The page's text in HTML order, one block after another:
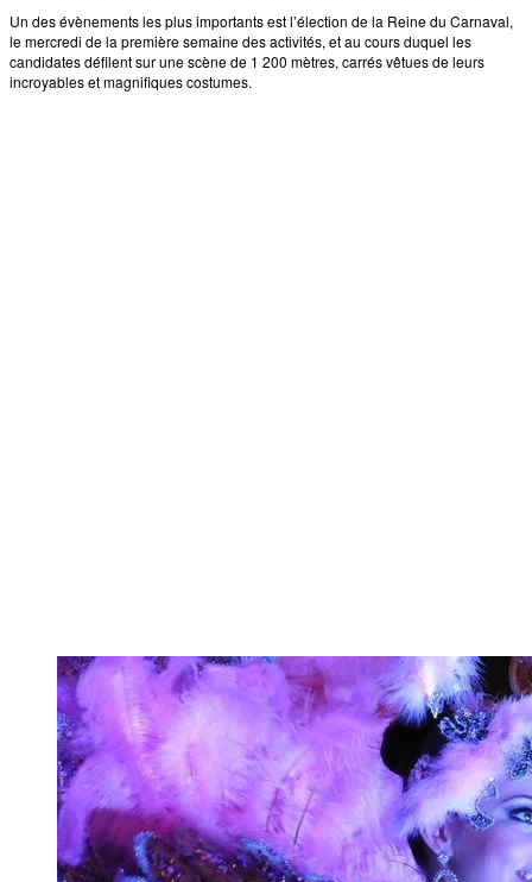
Un des évènements les plus importants est l’élection de la Reine du Carnaval,
le mercredi de la première semaine des activités, et au cours duquel les
candidates défilent sur une scène de 1 200 mètres, carrés vêtues de leurs
incroyables et magnifiques costumes.